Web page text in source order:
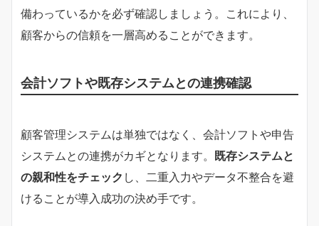
備わっているかを必ず確認しましょう。これにより、
顧客からの信頼を一層高めることができます。
会計ソフトや既存システムとの連携確認
顧客管理システムは単独ではなく、会計ソフトや申告
システムとの連携がカギとなります。 既存システムと
の親和性をチェック し、二重入力やデータ不整合を避
けることが導入成功の決め手です。